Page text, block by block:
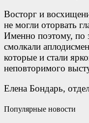
Восторг и
не могли оторвать
Именно поэтому, по
смолкали
которые и стали
неповторимого
Елена Бондарь,
Популярные новости